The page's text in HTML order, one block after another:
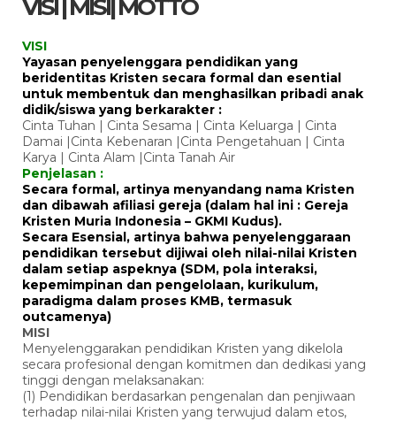
VISI | MISI| MOTTO
VISI
Yayasan penyelenggara pendidikan yang
beridentitas Kristen secara formal dan esential
untuk membentuk dan menghasilkan pribadi anak
didik/siswa yang berkarakter :
Cinta Tuhan | Cinta Sesama | Cinta Keluarga | Cinta
Damai |Cinta Kebenaran |Cinta Pengetahuan | Cinta
Karya | Cinta Alam |Cinta Tanah Air
Penjelasan :
Secara formal, artinya menyandang nama Kristen
dan dibawah afiliasi gereja (dalam hal ini : Gereja
Kristen Muria Indonesia – GKMI Kudus).
Secara Esensial, artinya bahwa penyelenggaraan
pendidikan tersebut dijiwai oleh nilai-nilai Kristen
dalam setiap aspeknya (SDM, pola interaksi,
kepemimpinan dan pengelolaan, kurikulum,
paradigma dalam proses KMB, termasuk
outcamenya)
MISI
Menyelenggarakan pendidikan Kristen yang dikelola
secara profesional dengan komitmen dan dedikasi yang
tinggi dengan melaksanakan:
(1) Pendidikan berdasarkan pengenalan dan penjiwaan
terhadap nilai-nilai Kristen yang terwujud dalam etos,